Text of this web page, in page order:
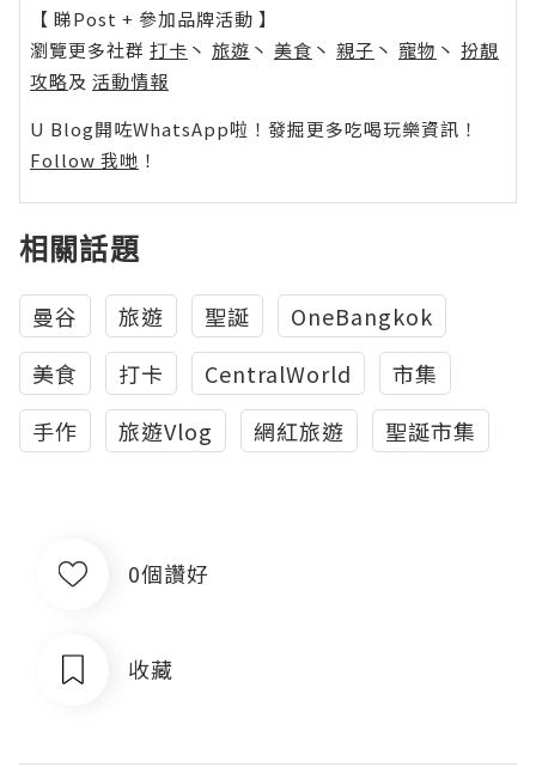
【 睇Post + 參加品牌活動 】
瀏覽更多社群 打卡 丶 旅遊 丶 美食 丶 親子 丶 寵物 丶 扮靚
攻略及 活動情報
U Blog開咗WhatsApp啦！發掘更多吃喝玩樂資訊！
Follow 我哋 ！
相關話題
曼谷 旅遊 聖誕
OneBangkok
美食
打卡 CentralWorld
市集
手作
旅遊Vlog 網紅旅遊 聖誕市集
0個讚好
收藏